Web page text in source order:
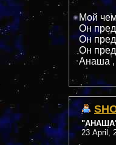
Мой
Он
Он
Он
Анаша ,
23 April,